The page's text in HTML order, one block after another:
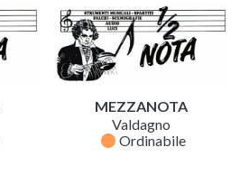
MEZZANOTA
Valdagno
fiber_manual_record Ordinabile